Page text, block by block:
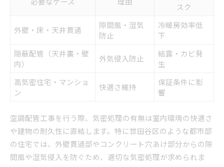
スク
外壁・床・天井貫通
隙間風・湿気
防止
冷暖房効率低
下
隠蔽配管（天井裏・壁
内）
外気侵入防止
結露・カビ発
生
高気密住宅・マンショ
ン
快適さ維持
保証条件に影
響
空調配管工事を行う際、気密処理の有無は室内環境の快適さ
や建物の耐久性に直結します。特に世田谷区のような都市部
の住宅では、外壁貫通部やコンクリート穴あけ部分からの隙
間風や湿気侵入を防ぐため、適切な気密処理が求められま